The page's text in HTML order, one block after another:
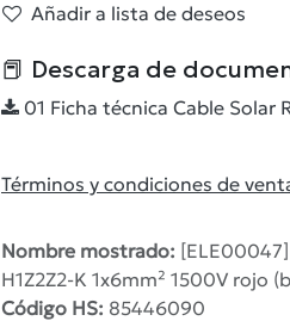
Añadir a lista de deseos
📕 Descarga de
01 Ficha técnica Cable Solar
Términos y condiciones de
Nombre mostrado:
H1Z2Z2-K 1x6mm² 1500V rojo
Código HS: 85446090